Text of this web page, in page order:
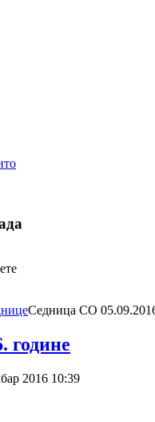
Седница СО
године
2016 10:39